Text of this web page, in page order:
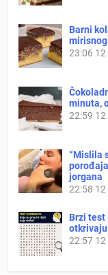
Barni
23:06 12
minuta,
22:59 12
“Mislila
jorgana
22:58 12
Brzi test
22:57 12